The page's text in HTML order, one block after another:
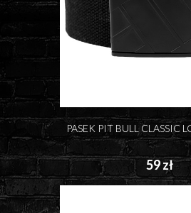
PASEK PIT BULL CLASSIC
59 zł